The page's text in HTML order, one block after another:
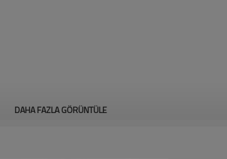
frameborder = "0" allow = "ivme ölçer; autoplay;
DAHA FAZLA GÖRÜNTÜLE